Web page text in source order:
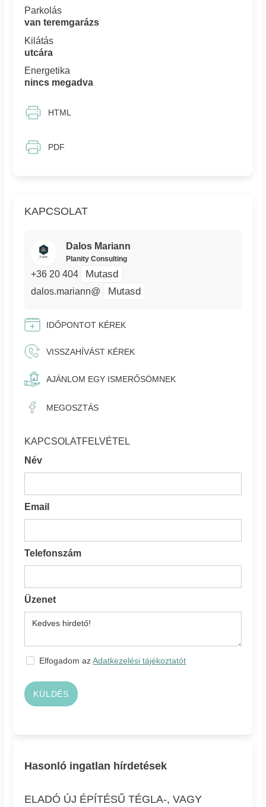
KAPCSOLAT
Dalos Mariann
Planity Consulting
+36 20 404 Mutasd
dalos.mariann@ Mutasd
IDŐPONTOT KÉREK
VISSZAHÍVÁST KÉREK
AJÁNLOM EGY ISMERŐSÖMNEK
MEGOSZTÁS
KAPCSOLATFELVÉTEL
Név
Email
Telefonszám
Üzenet
Elfogadom azAdatkezelési tájékoztatót
KÜLDÉS
Parkolás
van teremgarázs
Kilátás
utcára
Energetika
nincs megadva
HTML
PDF
Hasonló ingatlan hírdetések
ELADÓ ÚJ ÉPÍTÉSŰ TÉGLA-, VAGY